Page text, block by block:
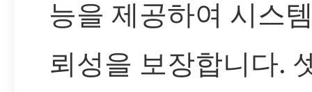
능을 제공하여 시스
뢰성을 보장합니다.